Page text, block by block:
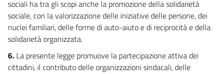
sociali ha tra gli scopi anche la promozione della solidarietà
sociale, con la valorizzazione delle iniziative delle persone, dei
nuclei familiari, delle forme di auto-aiuto e di reciprocità e della
solidarietà organizzata.
6. La presente legge promuove la partecipazione attiva dei
cittadini, il contributo delle organizzazioni sindacali, delle